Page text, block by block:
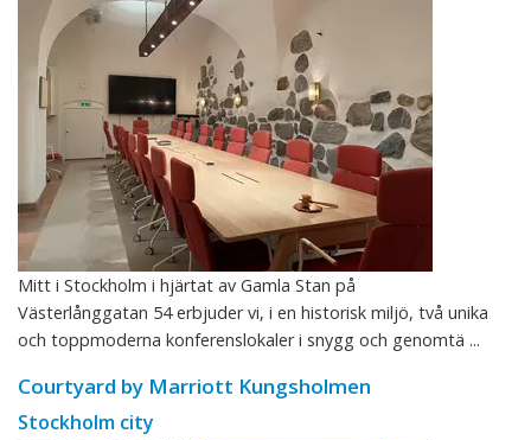
Mitt i Stockholm i hjärtat av Gamla Stan på
Västerlånggatan 54 erbjuder vi, i en historisk miljö, två unika
och toppmoderna konferenslokaler i snygg och genomtä ...
Courtyard by Marriott Kungsholmen
Stockholm city